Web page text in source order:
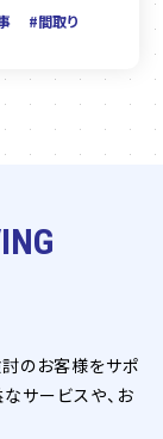
#間取り
討のお客様をサポ
サービスや、お